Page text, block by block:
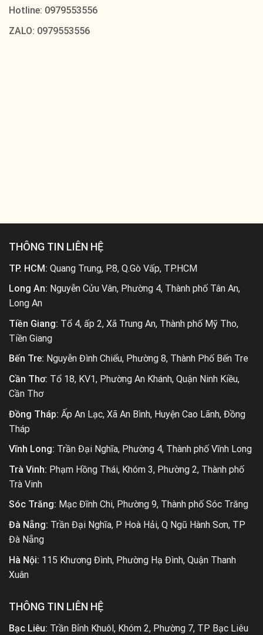
Hotline: 0979553556
ZALO: 0979553556
THÔNG TIN LIÊN HỆ
TP. HCM: Quang Trung, P.8, Q.Gò Vấp, TP.HCM
Long An: Nguyễn Cửu Vân, Phường 4, Thành phố Tân An,
Long An
Tiền Giang: Tổ 4, ấp 2, Xã Trung An, Thành phố Mỹ Tho,
Tiền Giang
Bến Tre: Nguyễn Đình Chiểu, Phường 8, Thành Phố Bến Tre
Cần Thơ: Tổ 18, KV1, Phường An Khánh, Quận Ninh Kiều,
Cần Thơ
Đồng Tháp: Ấp An Lạc, Xã An Bình, Huyện Cao Lãnh, Đồng
Tháp
Vĩnh Long: Trần Đại Nghĩa, Phường 4, Thành phố Vĩnh Long
Trà Vinh: Phạm Hồng Thái, Khóm 3, Phường 2, Thành phố
Trà Vinh
Sóc Trăng: Mạc Đĩnh Chi, Phường 9, Thành phố Sóc Trăng
Đà Nẵng: Trần Đại Nghĩa, P Hoà Hải, Q Ngũ Hành Sơn, TP
Đà Nẵng
Hà Nội: 115 Khương Đình, Phường Hạ Đình, Quận Thanh
Xuân
THÔNG TIN LIÊN HỆ
Bạc Liêu: Trần Bỉnh Khuôl, Khóm 2, Phường 7, TP Bạc Liêu